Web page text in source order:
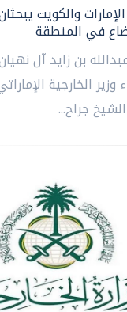
والكويت
في المنطقة
بن زايد آل
وزير الخارجية
جراح...